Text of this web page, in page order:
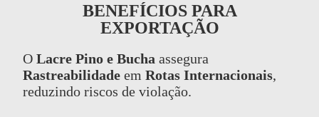
BENEFÍCIOS PARA
EXPORTAÇÃO
O Lacre Pino e Bucha assegura
Rastreabilidade em Rotas Internacionais,
reduzindo riscos de violação.